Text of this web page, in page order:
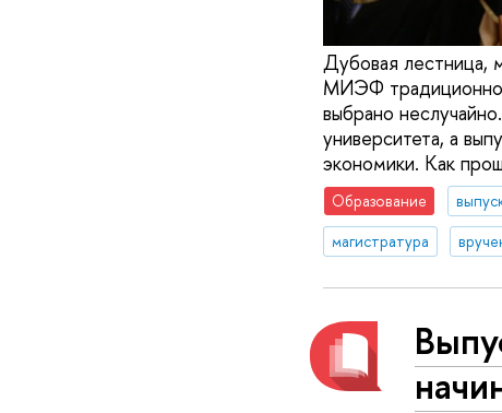
Дубовая лестница,
МИЭФ традиционно
выбрано
университета, а
экономики. Как
Образование
магистратура